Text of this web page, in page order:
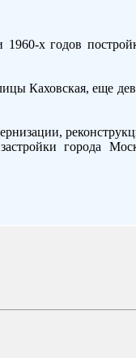
х годов
Каховская, еще
города